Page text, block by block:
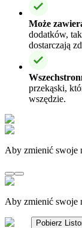
Może
dodatków,
dostarczają
przekąski,
wszędzie.
Aby zmienić swoje
Aby zmienić swoje
Pobierz